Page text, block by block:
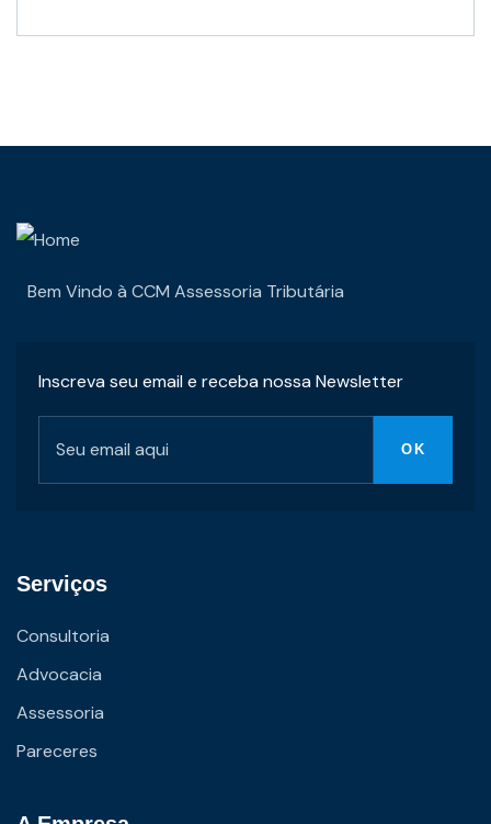
Bem Vindo à CCM Assessoria Tributária
Inscreva seu email e receba nossa Newsletter
Serviços
Consultoria
Advocacia
Assessoria
Pareceres